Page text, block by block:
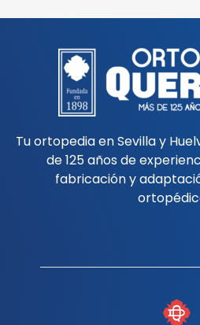
Tu ortopedia en Sevilla y
de 125 años de
fabricación y